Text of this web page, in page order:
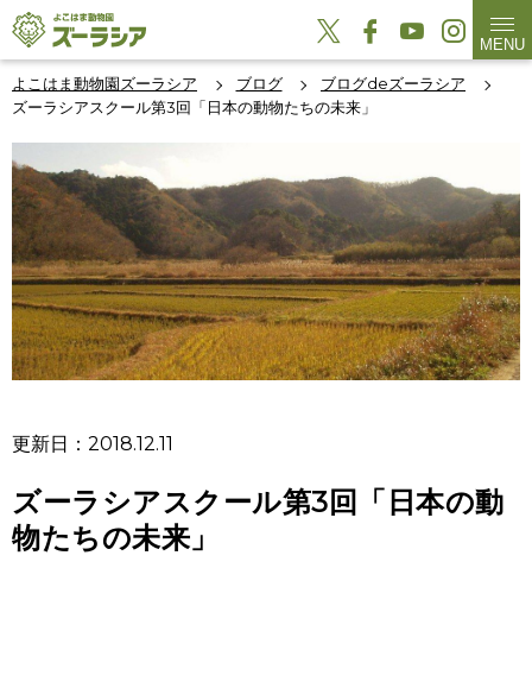
MENU
よこはま動物園ズーラシア ブログ
ブログdeズーラシア
ズーラシアスクール第3回「日本の動物たちの未来」
更新日：2018.12.11
ズーラシアスクール第3回「日本の動
物たちの未来」